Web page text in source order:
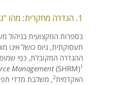
1. הגדרה מחקרית: מהו "גיוס כושל"
בספרות המקצועית בניהול
תעסוקתית, גיוס כושל אינו
ההגדרה המקובלת, כפי
Management(SHRM)1
האקדמית2, משלבת מדדי